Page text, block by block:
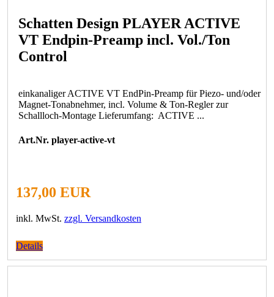
Schatten Design PLAYER ACTIVE
VT Endpin-Preamp incl. Vol./Ton
Control
einkanaliger ACTIVE VT EndPin-Preamp für Piezo- und/oder
Magnet-Tonabnehmer, incl. Volume & Ton-Regler zur
Schallloch-Montage Lieferumfang: ACTIVE ...
Art.Nr. player-active-vt
137,00 EUR
inkl. MwSt. zzgl. Versandkosten
Details